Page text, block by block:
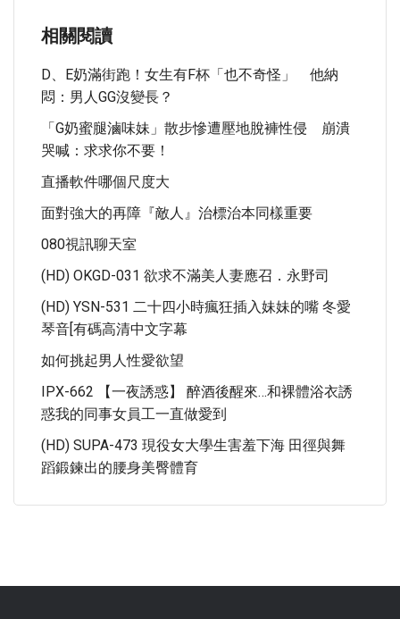
相關閱讀
D、E奶滿街跑！女生有F杯「也不奇怪」 他納
悶：男人GG沒變長？
「G奶蜜腿滷味妹」散步慘遭壓地脫褲性侵 崩潰
哭喊：求求你不要！
直播軟件哪個尺度大
面對強大的再障『敵人』治標治本同樣重要
080視訊聊天室
(HD) OKGD-031 欲求不滿美人妻應召．永野司
(HD) YSN-531 二十四小時瘋狂插入妹妹的嘴 冬愛
琴音[有碼高清中文字幕
如何挑起男人性愛欲望
IPX-662 【一夜誘惑】 醉酒後醒來…和裸體浴衣誘
惑我的同事女員工一直做愛到
(HD) SUPA-473 現役女大學生害羞下海 田徑與舞
蹈鍛鍊出的腰身美臀體育